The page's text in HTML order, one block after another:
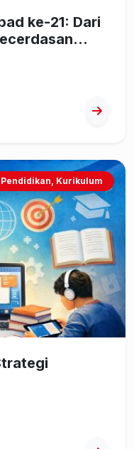
21: Dari
Pendidikan, Kurikulum